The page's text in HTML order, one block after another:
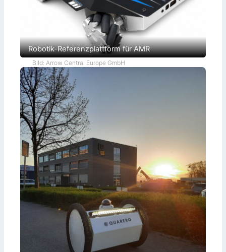
Robotik-Referenzplattform für AMR
Bild: Arrow Central Europe GmbH